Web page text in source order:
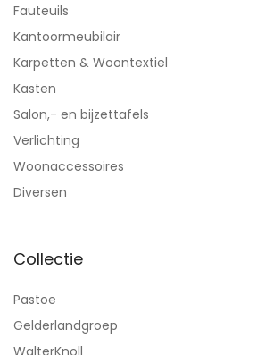
Fauteuils
Kantoormeubilair
Karpetten & Woontextiel
Kasten
Salon,- en bijzettafels
Verlichting
Woonaccessoires
Diversen
Collectie
Pastoe
Gelderlandgroep
WalterKnoll